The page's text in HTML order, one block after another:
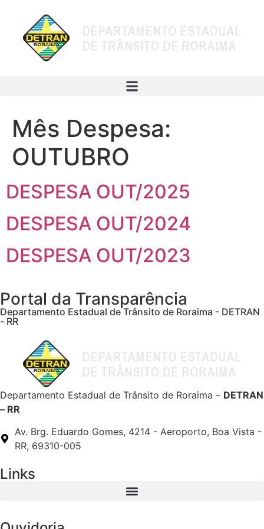
Mês Despesa:
OUTUBRO
DESPESA OUT/2025
DESPESA OUT/2024
DESPESA OUT/2023
Portal da Transparência
Departamento Estadual de Trânsito de Roraima - DETRAN
- RR
Departamento Estadual de Trânsito de Roraima – DETRAN
– RR
Av. Brg. Eduardo Gomes, 4214 - Aeroporto, Boa Vista -
RR, 69310-005
Links